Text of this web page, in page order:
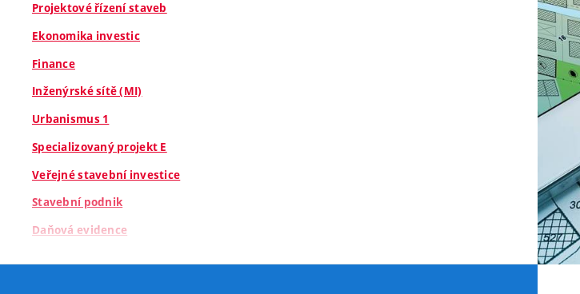
Projektové řízení staveb
Ekonomika investic
Finance
Inženýrské sítě (MI)
Urbanismus 1
Specializovaný projekt E
Veřejné stavební investice
Stavební podnik
Daňová evidence